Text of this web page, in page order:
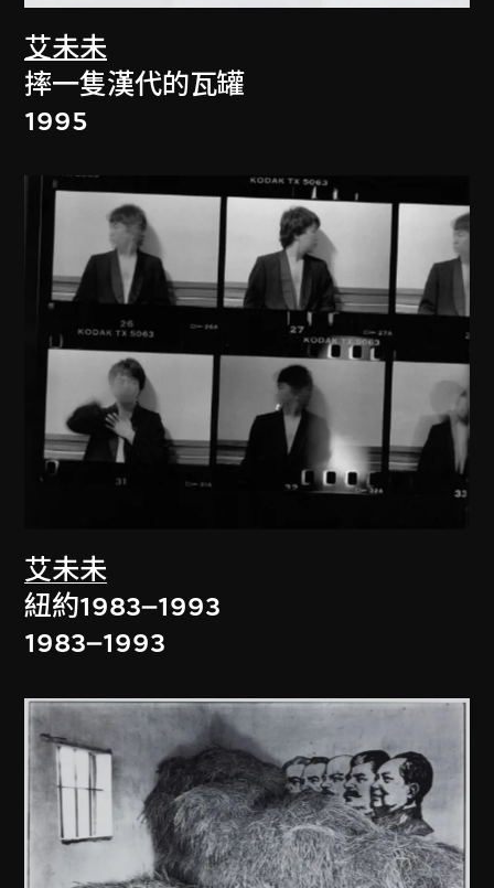
艾未未
摔一隻漢代的瓦罐
1995
艾未未
紐約1983–1993
1983–1993